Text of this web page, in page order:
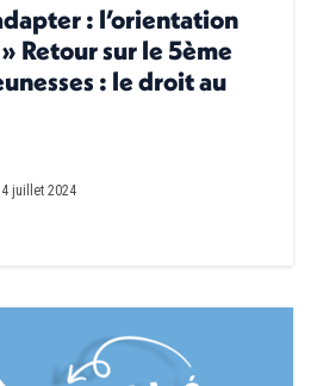
: l’orientation
Retour sur le 5ème
: le droit au
4 juillet 2024